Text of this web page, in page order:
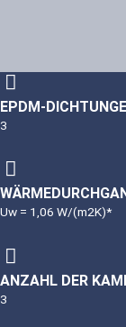
EPDM-
3
Uw = 1,06 W/(m2K)*
ANZAHL DER
3